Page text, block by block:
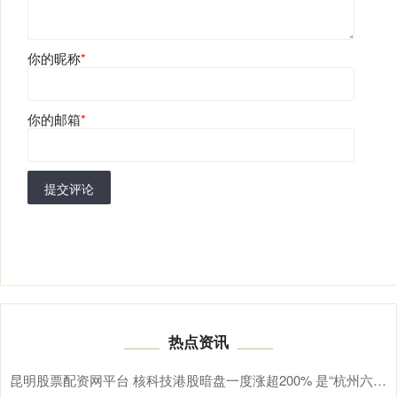
你的昵称*
你的邮箱*
提交评论
热点资讯
昆明股票配资网平台 核科技港股暗盘一度涨超200% 是“杭州六小龙”之一